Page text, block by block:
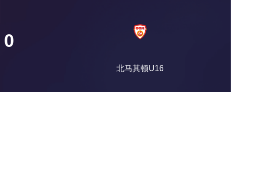
0
北马其顿U16